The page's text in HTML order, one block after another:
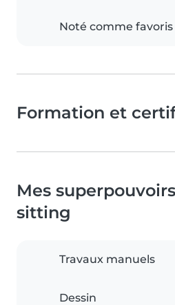
Noté comme favoris
Formation et
Mes
sitting
Travaux manuels
Dessin